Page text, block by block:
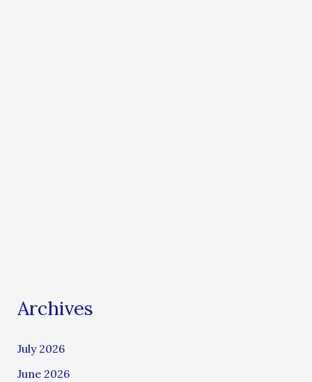
Archives
July 2026
June 2026